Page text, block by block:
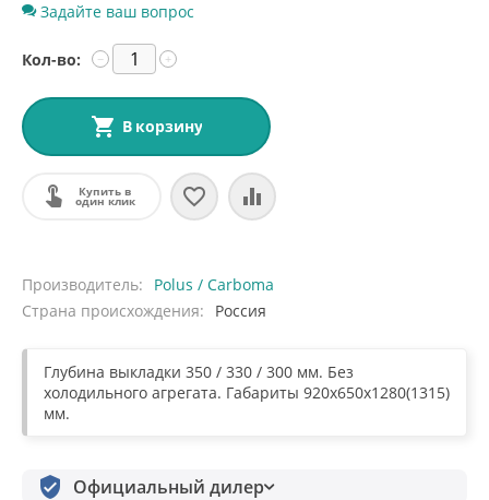
Задайте ваш вопрос
Кол-во: +
−
В корзину
Купить в
один клик
Производитель
Polus / Carboma
Страна происхождения
Россия
Глубина выкладки 350 / 330 / 300 мм. Без
холодильного агрегата. Габариты 920х650х1280(1315)
мм.
Официальный дилер